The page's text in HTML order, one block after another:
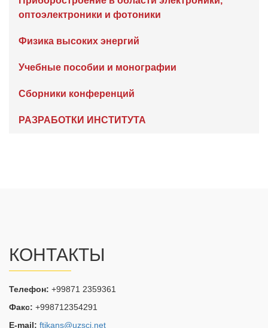
оптоэлектроники и фотоники
Физика высоких энергий
Учебные пособии и монографии
Сборники конференций
РАЗРАБОТКИ ИНСТИТУТА
КОНТАКТЫ
Телефон: +99871 2359361
Факс: +998712354291
E-mail: ftikans@uzsci.net